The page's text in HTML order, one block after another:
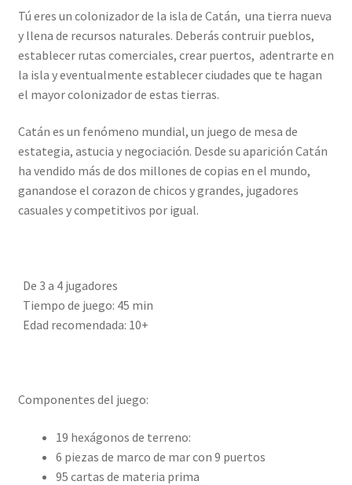
Tú eres un colonizador de la isla de Catán, una tierra nueva
y llena de recursos naturales. Deberás contruir pueblos,
establecer rutas comerciales, crear puertos, adentrarte en
la isla y eventualmente establecer ciudades que te hagan
el mayor colonizador de estas tierras.
Catán es un fenómeno mundial, un juego de mesa de
estategia, astucia y negociación. Desde su aparición Catán
ha vendido más de dos millones de copias en el mundo,
ganandose el corazon de chicos y grandes, jugadores
casuales y competitivos por igual.
De 3 a 4 jugadores
Tiempo de juego: 45 min
Edad recomendada: 10+
Componentes del juego:
19 hexágonos de terreno:
6 piezas de marco de mar con 9 puertos
95 cartas de materia prima